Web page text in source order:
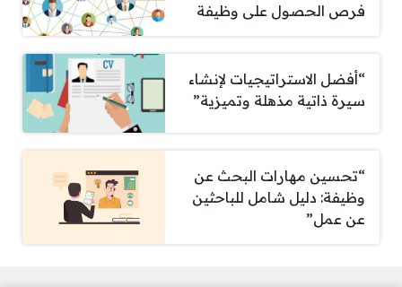
فرص الحصول على وظيفة
“أفضل الاستراتيجيات لإنشاء
سيرة ذاتية مذهلة وتميزية”
“تحسين مهارات البحث عن
وظيفة: دليل شامل للباحثين
عن عمل”